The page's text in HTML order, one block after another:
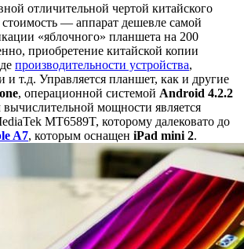
отличительной чертой китайского
стоимость — аппарат дешевле самой
«яблочного» планшета на 200
приобретение китайской копии
производительности устройства,
и т.д. Управляется планшет, как и другие
, операционной системой Android 4.2.2
вычислительной мощности является
MT6589T, которому далековато до
A7, которым оснащен iPad mini 2.